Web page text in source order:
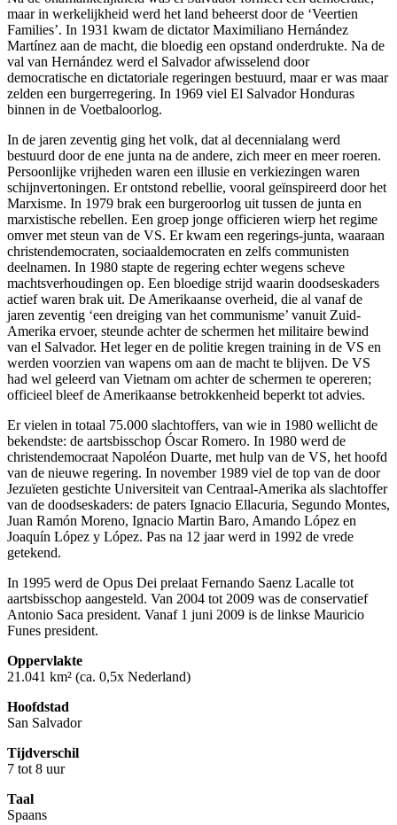
maar in werkelijkheid werd het land beheerst door de ‘Veertien
Families’. In 1931 kwam de dictator Maximiliano Hernández
Martínez aan de macht, die bloedig een opstand onderdrukte. Na de
val van Hernández werd el Salvador afwisselend door
democratische en dictatoriale regeringen bestuurd, maar er was maar
zelden een burgerregering. In 1969 viel El Salvador Honduras
binnen in de Voetbaloorlog.
In de jaren zeventig ging het volk, dat al decennialang werd
bestuurd door de ene junta na de andere, zich meer en meer roeren.
Persoonlijke vrijheden waren een illusie en verkiezingen waren
schijnvertoningen. Er ontstond rebellie, vooral geïnspireerd door het
Marxisme. In 1979 brak een burgeroorlog uit tussen de junta en
marxistische rebellen. Een groep jonge officieren wierp het regime
omver met steun van de VS. Er kwam een regerings-junta, waaraan
christendemocraten, sociaaldemocraten en zelfs communisten
deelnamen. In 1980 stapte de regering echter wegens scheve
machtsverhoudingen op. Een bloedige strijd waarin doodseskaders
actief waren brak uit. De Amerikaanse overheid, die al vanaf de
jaren zeventig ‘een dreiging van het communisme’ vanuit Zuid-
Amerika ervoer, steunde achter de schermen het militaire bewind
van el Salvador. Het leger en de politie kregen training in de VS en
werden voorzien van wapens om aan de macht te blijven. De VS
had wel geleerd van Vietnam om achter de schermen te opereren;
officieel bleef de Amerikaanse betrokkenheid beperkt tot advies.
Er vielen in totaal 75.000 slachtoffers, van wie in 1980 wellicht de
bekendste: de aartsbisschop Óscar Romero. In 1980 werd de
christendemocraat Napoléon Duarte, met hulp van de VS, het hoofd
van de nieuwe regering. In november 1989 viel de top van de door
Jezuïeten gestichte Universiteit van Centraal-Amerika als slachtoffer
van de doodseskaders: de paters Ignacio Ellacuria, Segundo Montes,
Juan Ramón Moreno, Ignacio Martin Baro, Amando López en
Joaquín López y López. Pas na 12 jaar werd in 1992 de vrede
getekend.
In 1995 werd de Opus Dei prelaat Fernando Saenz Lacalle tot
aartsbisschop aangesteld. Van 2004 tot 2009 was de conservatief
Antonio Saca president. Vanaf 1 juni 2009 is de linkse Mauricio
Funes president.
Oppervlakte
21.041 km² (ca. 0,5x Nederland)
Hoofdstad
San Salvador
Tijdverschil
7 tot 8 uur
Taal
Spaans